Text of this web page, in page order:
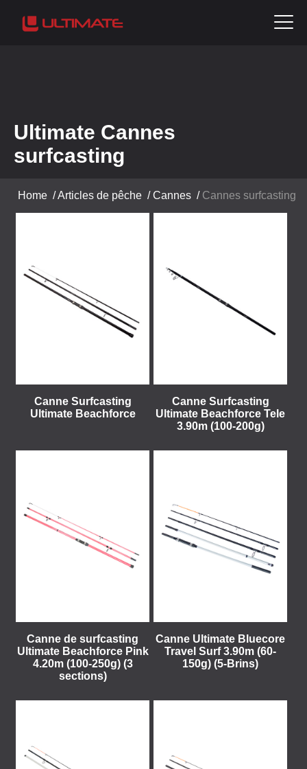
Ultimate Cannes
surfcasting
Home /Articles de pêche /Cannes / Cannes surfcasting
Canne Surfcasting
Ultimate Beachforce
Canne Surfcasting
Ultimate Beachforce Tele
3.90m (100-200g)
Canne de surfcasting
Ultimate Beachforce Pink
4.20m (100-250g) (3
sections)
Canne Ultimate Bluecore
Travel Surf 3.90m (60-
150g) (5-Brins)